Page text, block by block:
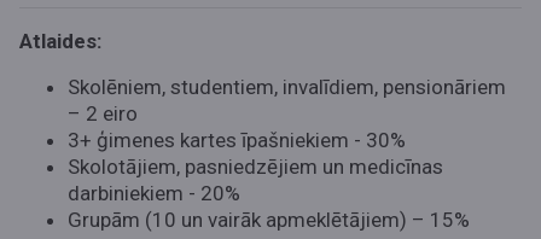
Atlaides:
Skolēniem, studentiem, invalīdiem, pensionāriem
– 2 eiro
3+ ģimenes kartes īpašniekiem - 30%
Skolotājiem, pasniedzējiem un medicīnas
darbiniekiem - 20%
Grupām (10 un vairāk apmeklētājiem) – 15%